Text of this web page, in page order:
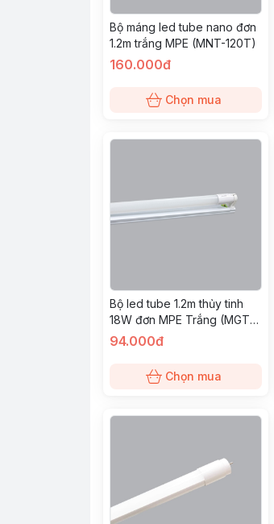
Bộ máng led tube nano đơn
1.2m trắng MPE (MNT-120T)
160.000đ
Chọn mua
Bộ led tube 1.2m thủy tinh
18W đơn MPE Trắng (MGT-
120T)
94.000đ
Chọn mua